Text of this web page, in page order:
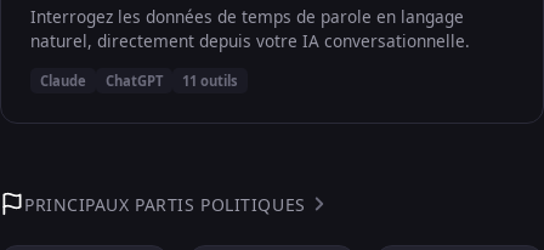
Interrogez les données de temps de parole en langage
naturel, directement depuis votre IA conversationnelle.
Claude ChatGPT 11 outils
PRINCIPAUX PARTIS POLITIQUES